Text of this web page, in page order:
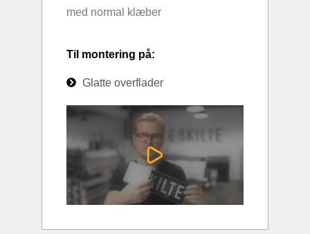
med normal klæber
Til montering på:
Glatte overflader